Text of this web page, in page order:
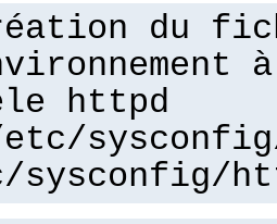
du
httpd
sysconfig/